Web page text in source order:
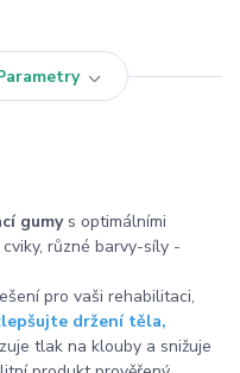
gumys optimálními
různé barvy-síly -
pro vaši rehabilitaci,
držení těla,
tlak na klouby a snižuje